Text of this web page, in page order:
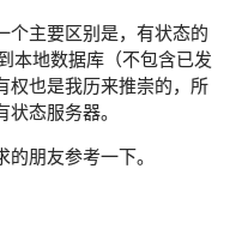
个主要区别是，有状态的
本地数据库（不包含已发
权也是我历来推崇的，所
态服务器。
朋友参考一下。